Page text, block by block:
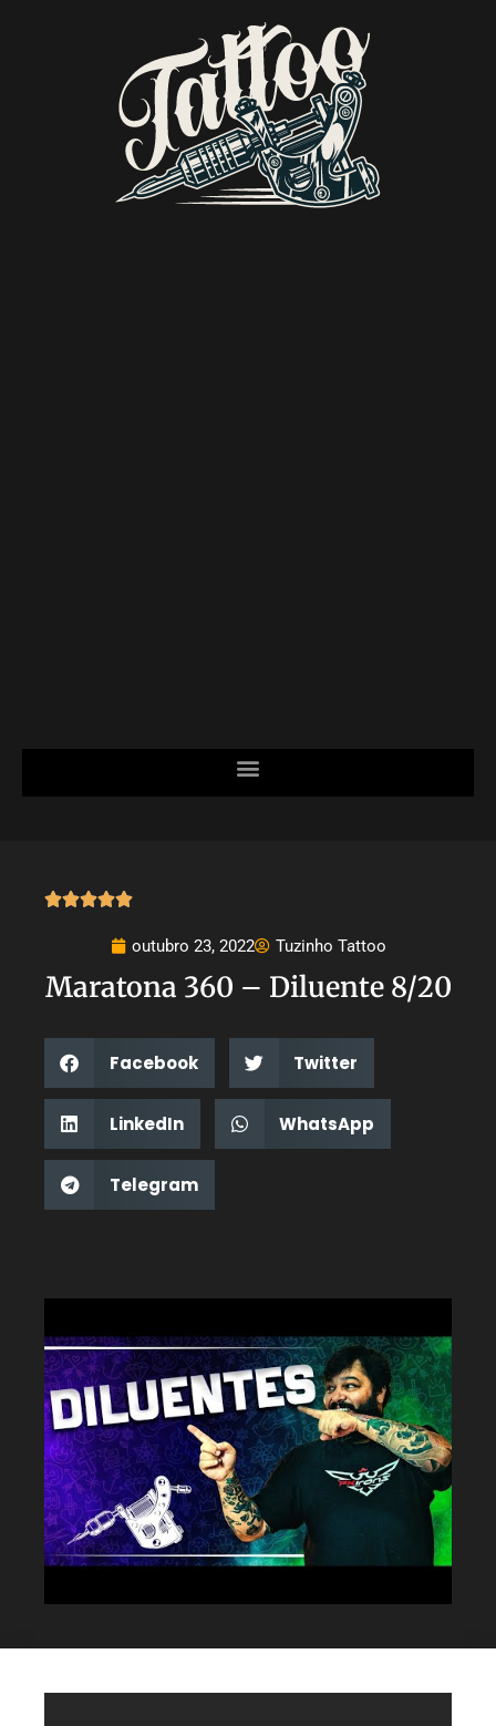

outubro 23, 2022 Tuzinho Tattoo
Maratona 360 – Diluente 8/20
Facebook Twitter
LinkedIn WhatsApp
Telegram